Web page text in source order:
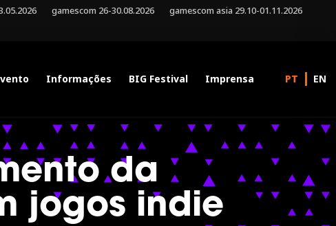
gamescom 26-30.08.2026
gamescom asia 29.10-01.11.2026
Informações BIG Festival Imprensa
da
jogos indie